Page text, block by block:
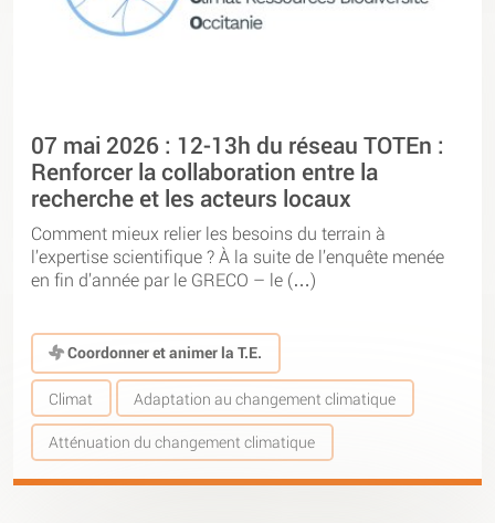
07 mai 2026 : 12-13h du réseau TOTEn :
Renforcer la collaboration entre la
recherche et les acteurs locaux
Comment mieux relier les besoins du terrain à
l’expertise scientifique ? À la suite de l’enquête menée
en fin d’année par le GRECO – le (…)
Coordonner et animer la T.E.
Climat Adaptation au changement climatique
Atténuation du changement climatique